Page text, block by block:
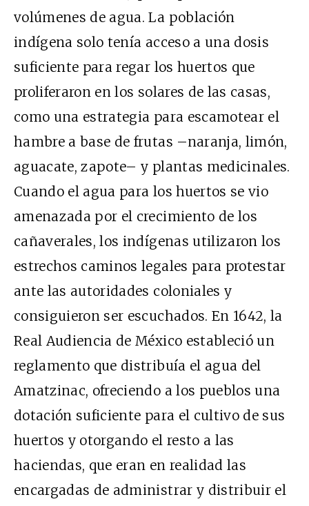
volúmenes de agua. La población
indígena solo tenía acceso a una dosis
suficiente para regar los huertos que
proliferaron en los solares de las casas,
como una estrategia para escamotear el
hambre a base de frutas –naranja, limón,
aguacate, zapote– y plantas medicinales.
Cuando el agua para los huertos se vio
amenazada por el crecimiento de los
cañaverales, los indígenas utilizaron los
estrechos caminos legales para protestar
ante las autoridades coloniales y
consiguieron ser escuchados. En 1642, la
Real Audiencia de México estableció un
reglamento que distribuía el agua del
Amatzinac, ofreciendo a los pueblos una
dotación suficiente para el cultivo de sus
huertos y otorgando el resto a las
haciendas, que eran en realidad las
encargadas de administrar y distribuir el